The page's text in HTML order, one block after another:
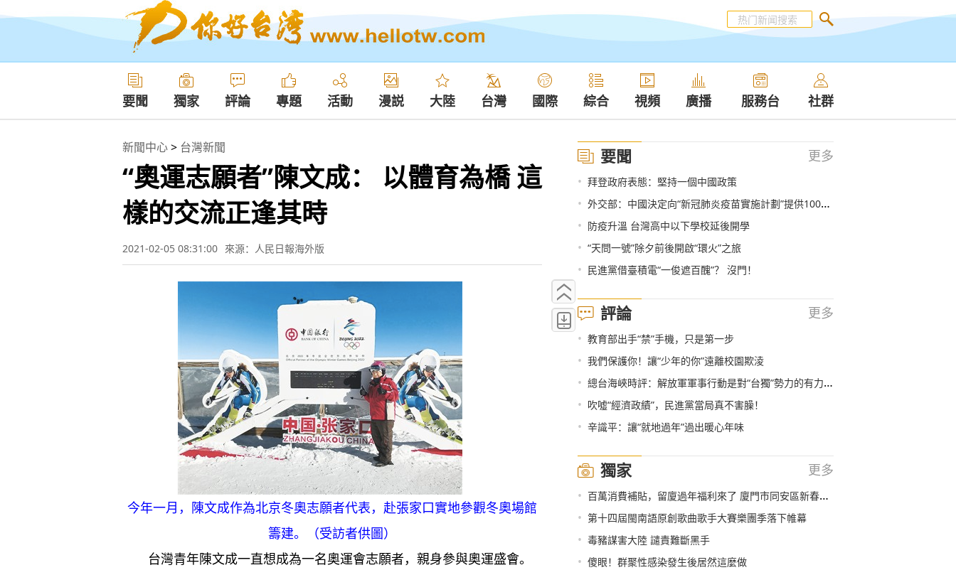
要聞 獨家 評論 專題 活動 漫説 大陸 台灣 國際 綜合 視頻 廣播 服務台 社群
新聞中心> 台灣新聞
“奧運志願者”陳文成： 以體育為橋 這
樣的交流正逢其時
2021-02-05 08:31:00 來源：人民日報海外版
今年一月，陳文成作為北京冬奧志願者代表，赴張家口實地參觀冬奧場館
籌建。（受訪者供圖）
台灣青年陳文成一直想成為一名奧運會志願者，親身參與奧運盛會。
要聞 更多
• 拜登政府表態：堅持一個中國政策
• 外交部：中國決定向“新冠肺炎疫苗實施計劃”提供1000萬劑疫苗
• 防疫升溫 台灣高中以下學校延後開學
• “天問一號”除夕前後開啟“環火”之旅
• 民進黨借臺積電“一俊遮百醜”？ 沒門！
評論 更多
• 教育部出手“禁”手機，只是第一步
• 我們保護你！讓“少年的你”遠離校園欺淩
• 總台海峽時評：解放軍軍事行動是對“台獨”勢力的有力震懾
• 吹噓“經濟政績”，民進黨當局真不害臊！
• 辛識平：讓“就地過年”過出暖心年味
獨家 更多
• 百萬消費補貼，留廈過年福利來了 廈門市同安區新春跨年購即將開啟，首輪消費補貼2月5日發放
• 第十四屆閩南語原創歌曲歌手大賽樂團季落下帷幕
• 毒豬謀害大陸 譴責難斷黑手
• 傻眼！群聚性感染發生後居然這麼做